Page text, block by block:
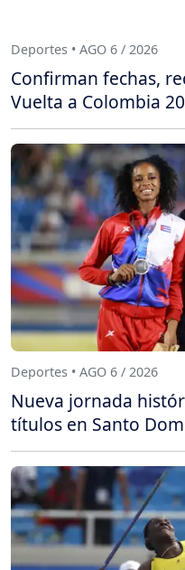
Deportes • AGO 6 / 2026
Confirman fechas,
Vuelta a Colombia
Deportes • AGO 6 / 2026
Nueva jornada
títulos en Santo